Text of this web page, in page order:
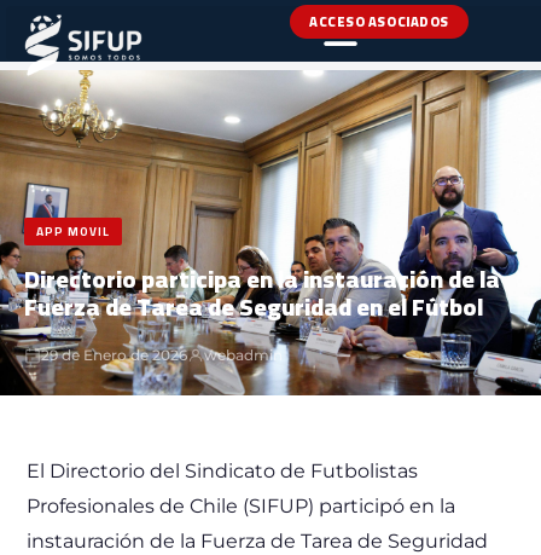
ACCESO ASOCIADOS
INICIO›NOTICIAS
APP MOVIL
Directorio participa en la instauración de la
Fuerza de Tarea de Seguridad en el Fútbol
29 de Enero de 2026 webadmin
El Directorio del Sindicato de Futbolistas
Profesionales de Chile (SIFUP) participó en la
instauración de la Fuerza de Tarea de Seguridad